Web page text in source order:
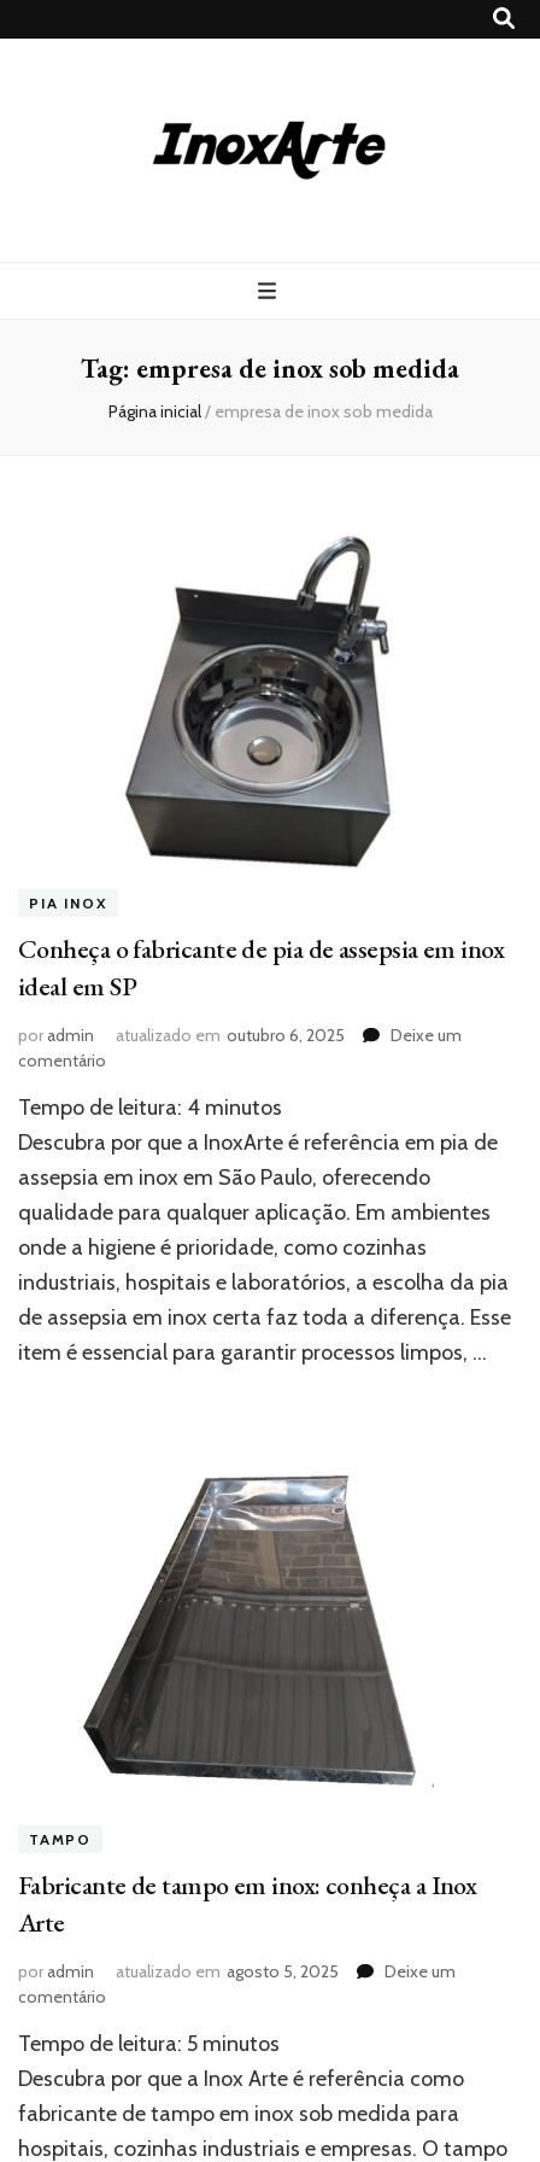
Tag: empresa de inox sob medida
Página inicial/ empresa de inox sob medida
PIA INOX
Conheça o fabricante de pia de assepsia em inox
ideal em SP
poradmin atualizado em outubro 6, 2025
Deixe um
comentário
o
fabricante
de
pia
de
assepsia
em
inox
ideal
SP
Tempo de leitura: 4 minutos
Descubra por que a InoxArte é referência em pia de
assepsia em inox em São Paulo, oferecendo
qualidade para qualquer aplicação. Em ambientes
onde a higiene é prioridade, como cozinhas
industriais, hospitais e laboratórios, a escolha da pia
de assepsia em inox certa faz toda a diferença. Esse
item é essencial para garantir processos limpos, …
TAMPO
Fabricante de tampo em inox: conheça a Inox
Arte
poradmin atualizado em agosto 5, 2025
Deixe um
comentário
de
tampo
em
inox:
conheça
Tempo de leitura: 5 minutos
Descubra por que a Inox Arte é referência como
fabricante de tampo em inox sob medida para
hospitais, cozinhas industriais e empresas. O tampo